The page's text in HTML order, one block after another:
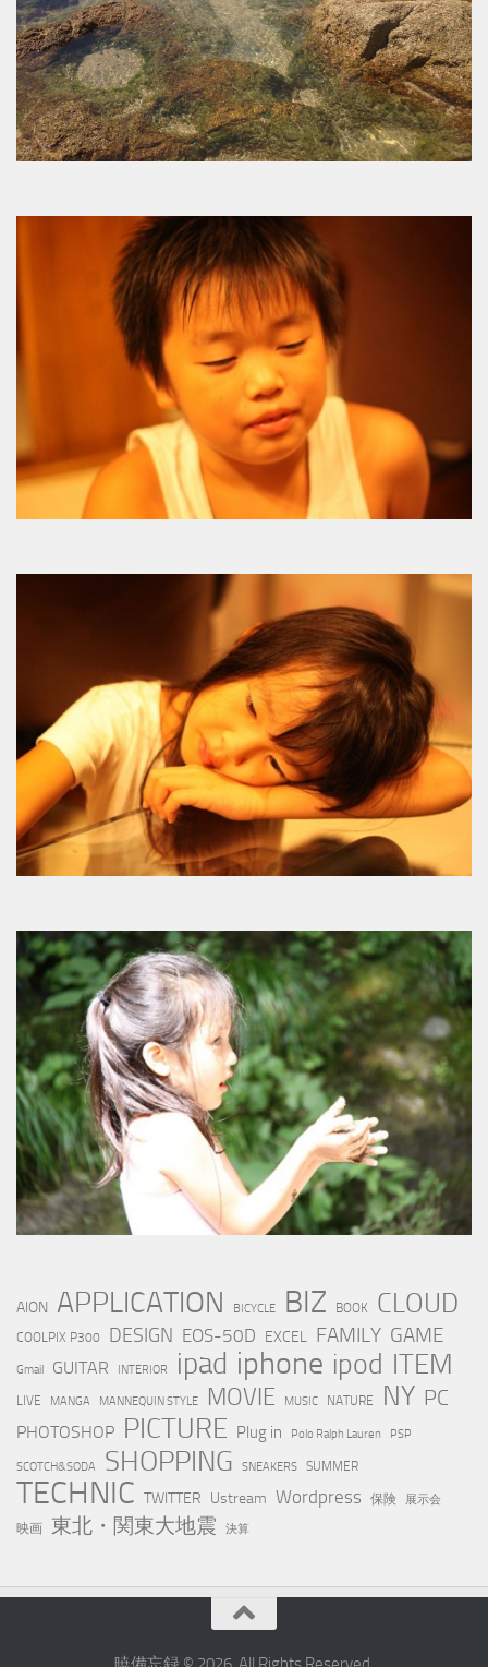
AION APPLICATION BICYCLE BIZ BOOK CLOUD
COOLPIX P300 DESIGN EOS-50D EXCEL FAMILY GAME
Gmail GUITAR INTERIOR ipad iphone ipod ITEM
LIVE MANGA MANNEQUIN STYLE MOVIE MUSIC NATURE NY PC
PHOTOSHOP PICTURE Plug in Polo Ralph Lauren PSP
SCOTCH&SODA SHOPPING SNEAKERS SUMMER
TECHNIC TWITTER Ustream Wordpress 保険 展示会
映画 東北・関東大地震 決算